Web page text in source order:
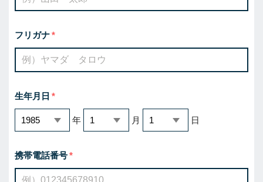
フリガナ
生年月日
年 月 日
携帯電話番号